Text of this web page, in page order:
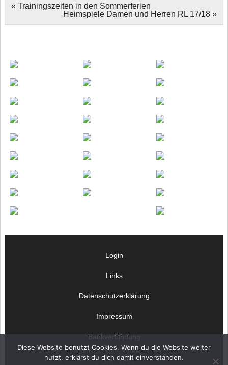
Beitragsnavigation
« Trainingszeiten in den Sommerferien
Heimspiele Damen und Herren RL 17/18 »
Login
Links
Datenschutzerklärung
Impressum
Bankverbindung
© OHC 2024
Diese Website benutzt Cookies. Wenn du die Website weiter
nutzt, erklärst du dich damit einverstanden.